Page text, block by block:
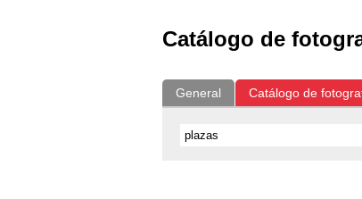
Catálogo de
General Catálogo de